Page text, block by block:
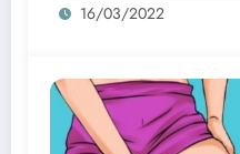
16/03/2022